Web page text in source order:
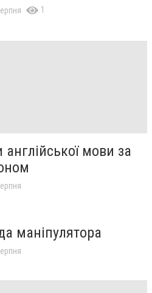
1
англійської мови за
маніпулятора